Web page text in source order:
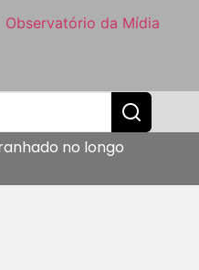
Observatório da Mídia
no longo